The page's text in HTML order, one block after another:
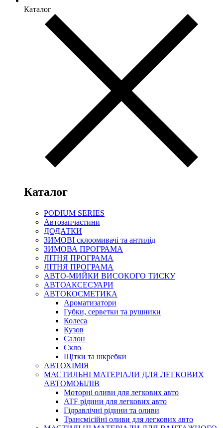
Каталог
Каталог
PODIUM SERIES
Автозапчастини
ДОДАТКИ
ЗИМОВІ склоомивачі та антилід
ЗИМОВА ПРОГРАМА
ЛІТНЯ ПРОГРАМА
ЛІТНЯ ПРОГРАМА
АВТО-МИЙКИ ВИСОКОГО ТИСКУ
АВТОАКСЕСУАРИ
АВТОКОСМЕТИКА
Ароматизатори
Губки, серветки та рушники
Колеса
Кузов
Салон
Скло
Щітки та шкребки
АВТОХІМІЯ
МАСТИЛЬНІ МАТЕРІАЛИ ДЛЯ ЛЕГКОВИХ
АВТОМОБІЛІВ
Моторні оливи для легкових авто
ATF рідини для легкових авто
Гідравлічні рідини та оливи
Трансмісійні оливи для легкових авто